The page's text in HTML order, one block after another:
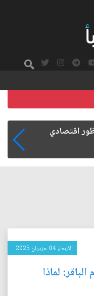
الزيارة من هويتها
الأربعاء 04 حزيران 2025
لماذا